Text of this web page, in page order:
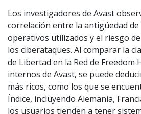
Los investigadores de Avast
correlación entre la antigüedad de
operativos utilizados y el riesgo
los ciberataques. Al comparar la
de Libertad en la Red de Freedom
internos de Avast, se puede
más ricos, como los que se
Índice, incluyendo Alemania,
los usuarios tienden a tener